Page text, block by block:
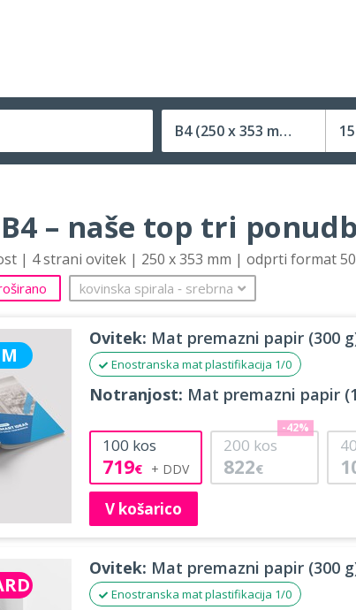
B4 (250 x 353 mm)
Velikost (zaprte) tiskovine
– naše top tri
| 4 strani ovitek | 250 x 353 mm | odprti format
kovinska spirala ‐ srebrna
Ovitek: Mat premazni papir (300
Enostranska mat plastifikacija 1/0
Notranjost: Mat premazni papir
100 kos
719€
200 kos
822€
-42%
V košarico
Ovitek: Mat premazni papir (300
Enostranska mat plastifikacija 1/0